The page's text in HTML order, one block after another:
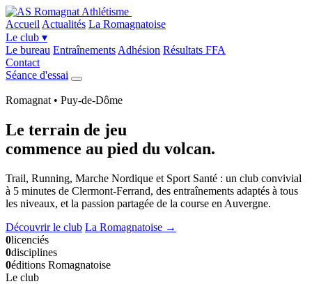
Accueil Actualités La Romagnatoise
Le club ▾
Le bureau Entraînements Adhésion Résultats FFA
Contact
Séance d'essai
Romagnat • Puy-de-Dôme
Le terrain de jeu
commence au pied du volcan.
Trail, Running, Marche Nordique et Sport Santé : un club convivial
à 5 minutes de Clermont-Ferrand, des entraînements adaptés à tous
les niveaux, et la passion partagée de la course en Auvergne.
Découvrir le club La Romagnatoise →
0licenciés
0disciplines
0éditions Romagnatoise
Le club